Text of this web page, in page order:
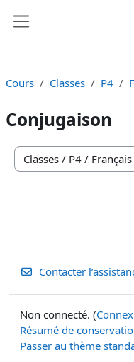
Cours Classes P4
Conjugaison
Catégories de cours
Contacter
Non connecté. (
Résumé de
Passer au thème